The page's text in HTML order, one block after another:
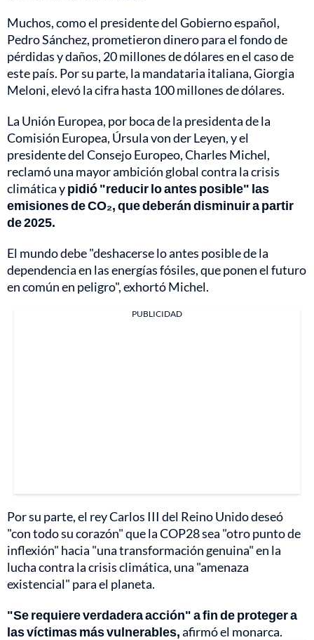
Muchos, como el presidente del Gobierno español,
Pedro Sánchez, prometieron dinero para el fondo de
pérdidas y daños, 20 millones de dólares en el caso de
este país. Por su parte, la mandataria italiana, Giorgia
Meloni, elevó la cifra hasta 100 millones de dólares.
La Unión Europea, por boca de la presidenta de la
Comisión Europea, Úrsula von der Leyen, y el
presidente del Consejo Europeo, Charles Michel,
reclamó una mayor ambición global contra la crisis
climática ypidió "reducir lo antes posible" las
emisiones de CO₂, que deberán disminuir a partir
de 2025.
El mundo debe "deshacerse lo antes posible de la
dependencia en las energías fósiles, que ponen el futuro
en común en peligro", exhortó Michel.
PUBLICIDAD
Por su parte, el rey Carlos III del Reino Unido deseó
"con todo su corazón" que la COP28 sea "otro punto de
inflexión" hacia "una transformación genuina" en la
lucha contra la crisis climática, una "amenaza
existencial" para el planeta.
"Se requiere verdadera acción" a fin de proteger a
las víctimas más vulnerables,afirmó el monarca.